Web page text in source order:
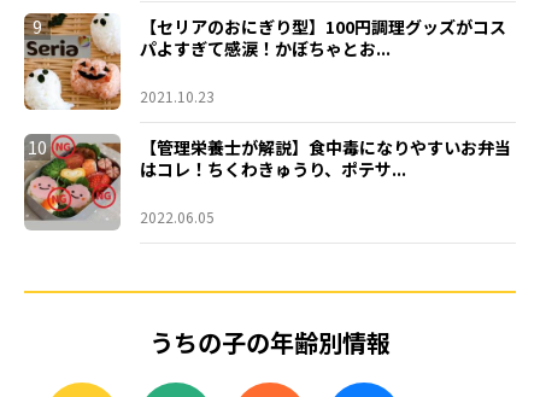
9
【セリアのおにぎり型】100円調理グッズがコス
パよすぎて感涙！かぼちゃとお...
2021.10.23
10
【管理栄養士が解説】食中毒になりやすいお弁当
はコレ！ちくわきゅうり、ポテサ...
2022.06.05
うちの子の年齢別情報